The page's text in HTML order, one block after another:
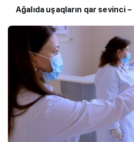
Ağalıda uşaqların qar sevinci –